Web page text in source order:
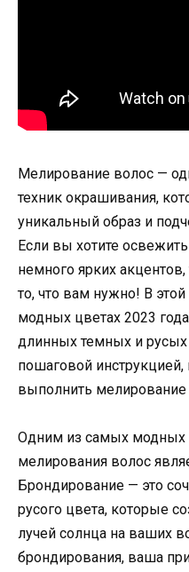
Мелирование волос —
техник окрашивания,
уникальный образ и
Если вы хотите
немного ярких
то, что вам нужно! В
модных цветах 2023
длинных темных и
пошаговой инструкцией,
выполнить
Одним из самых модных
мелирования волос
Брондирование — это
русого цвета, которые
лучей солнца на ваших
брондирования, ваша